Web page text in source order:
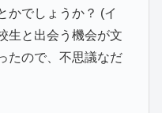
かでしょうか？ (イ
生と出会う機会が文
たので、不思議なだ